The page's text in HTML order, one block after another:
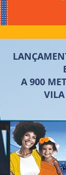
A 900
VILA